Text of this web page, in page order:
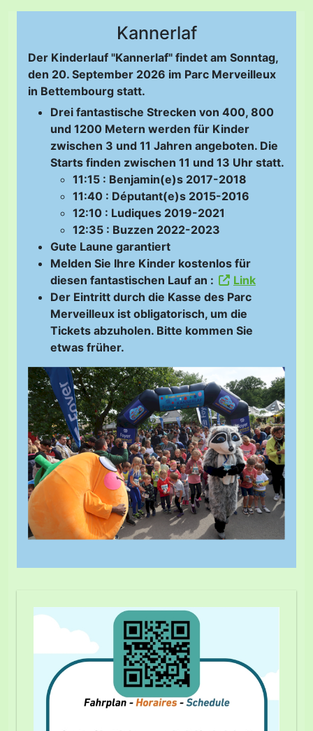
Kannerlaf
Der Kinderlauf "Kannerlaf" findet am Sonntag,
den 20. September 2026 im Parc Merveilleux
in Bettembourg statt.
Drei fantastische Strecken von 400, 800
und 1200 Metern werden für Kinder
zwischen 3 und 11 Jahren angeboten. Die
Starts finden zwischen 11 und 13 Uhr statt.
11:15 : Benjamin(e)s 2017-2018
11:40 : Députant(e)s 2015-2016
12:10 : Ludiques 2019-2021
12:35 : Buzzen 2022-2023
Gute Laune garantiert
Melden Sie Ihre Kinder kostenlos für
diesen fantastischen Lauf an :
Link
Der Eintritt durch die Kasse des Parc
Merveilleux ist obligatorisch, um die
Tickets abzuholen. Bitte kommen Sie
etwas früher.